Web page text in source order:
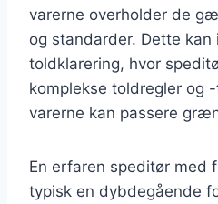
varerne overholder de
og standarder. Dette kan
toldklarering, hvor
komplekse toldregler og
varerne kan passere
En erfaren speditør med
typisk en dybdegående